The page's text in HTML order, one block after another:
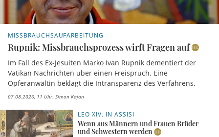
MISSBRAUCHSAUFARBEITUNG
Rupnik: Missbrauchsprozess wirft Fragen auf
Im Fall des Ex-Jesuiten Marko Ivan Rupnik dementiert der
Vatikan Nachrichten über einen Freispruch. Eine
Opferanwältin beklagt die Intransparenz des Verfahrens.
07.08.2026, 11 Uhr Simon Kajan
LEO XIV. IN ASSISI
Wenn aus Männern und Frauen Brüder
und Schwestern werden